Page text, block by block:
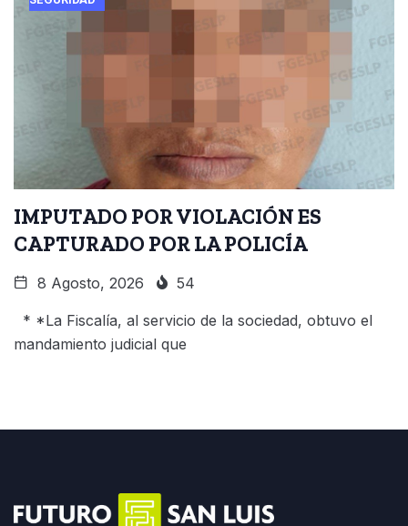
IMPUTADO POR VIOLACIÓN ES
CAPTURADO POR LA POLICÍA
8 Agosto, 2026 54
* *La Fiscalía, al servicio de la sociedad, obtuvo el
mandamiento judicial que